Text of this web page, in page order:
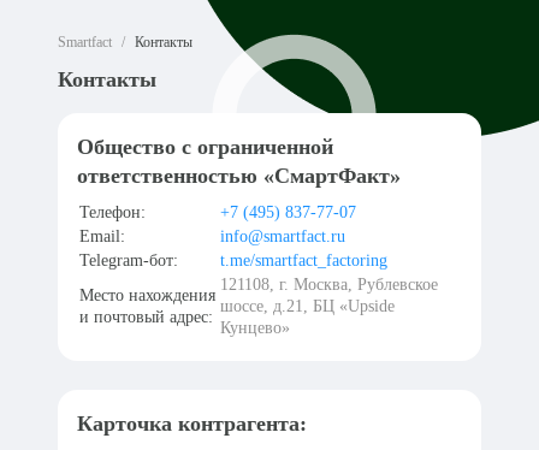
Smartfact Контакты
Контакты
Общество с ограниченной
ответственностью «СмартФакт»
Телефон:
+7 (495) 837-77-07
Email:
info@smartfact.ru
Telegram-бот:
t.me/smartfact_factoring
Место нахождения
и почтовый адрес:
121108, г. Москва, Рублевское
шоссе, д.21, БЦ «Upside
Кунцево»
Карточка контрагента: